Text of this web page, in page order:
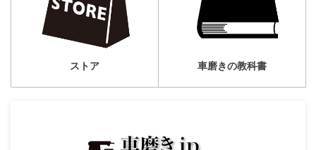
ストア 車磨きの教科書